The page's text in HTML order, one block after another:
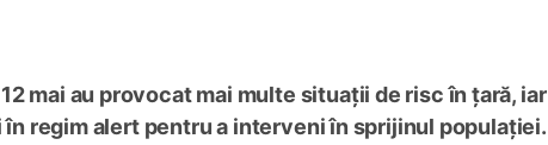
mai au provocat mai multe situații de risc în țară, iar
regim alert pentru a interveni în sprijinul populației.